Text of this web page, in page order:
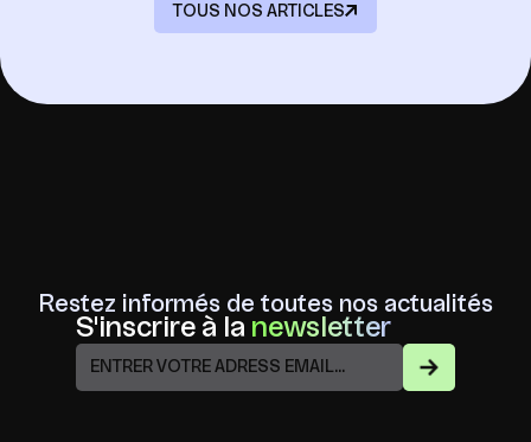
TOUS NOS ARTICLES
Restez informés de toutes nos actualités
S'inscrire à la newsletter